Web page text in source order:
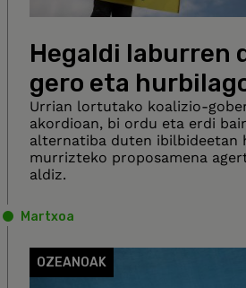
Hegaldi laburren
gero eta
Urrian lortutako koalizio-
akordioan, bi ordu eta erdi
alternatiba duten ibilbideetan
murrizteko proposamena
aldiz.
Martxoa
OZEANOAK